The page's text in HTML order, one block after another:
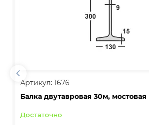
Артикул: 1676
Балка двутавровая 30м, мостовая
Достаточно